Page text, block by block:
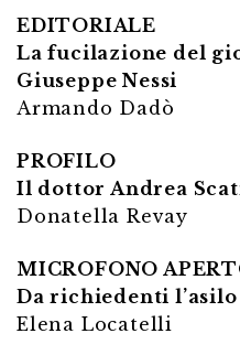
EDITORIALE
La fucilazione del
Giuseppe Nessi
Armando Dadò
PROFILO
Il dottor Andrea
Donatella Revay
MICROFONO
Da richiedenti l’asilo
Elena Locatelli